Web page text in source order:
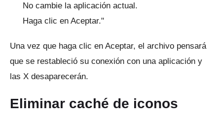
No cambie la aplicación actual.
Haga clic en Aceptar."
Una vez que haga clic en Aceptar, el archivo pensará
que se restableció su conexión con una aplicación y
las X desaparecerán.
Eliminar caché de iconos